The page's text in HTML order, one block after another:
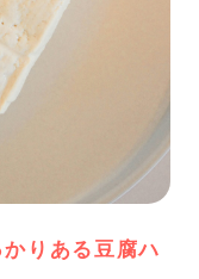
かりある豆腐ハ